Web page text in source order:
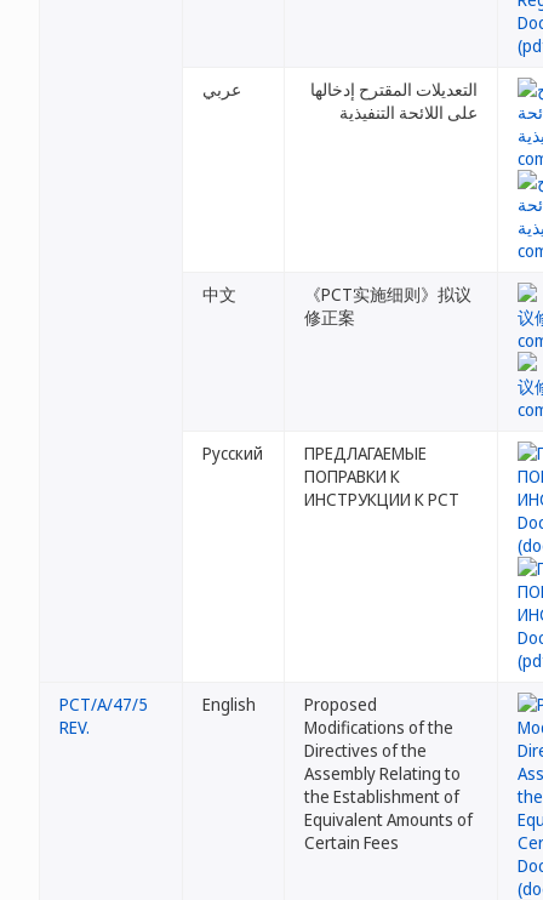
عربي
التعديلات المقترح إدخالها
على اللائحة التنفيذية
中文
《PCT实施细则》拟议
修正案
Русский
ПРЕДЛАГАЕМЫЕ
ПОПРАВКИ К
ИНСТРУКЦИИ К PCT
PCT/A/47/5
REV.
English
Proposed
Modifications of the
Directives of the
Assembly Relating to
the Establishment of
Equivalent Amounts of
Certain Fees